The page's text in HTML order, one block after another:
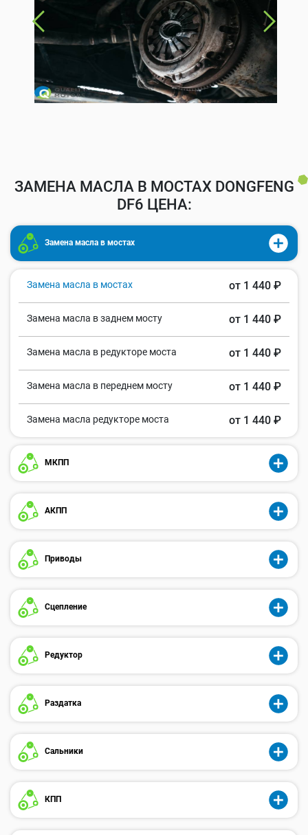
ЗАМЕНА МАСЛА В МОСТАХ DONGFENG
DF6 ЦЕНА:
Замена масла в мостах
Замена масла в мостах от 1 440 ₽
Замена масла в заднем мосту от 1 440 ₽
Замена масла в редукторе моста от 1 440 ₽
Замена масла в переднем мосту от 1 440 ₽
Замена масла редукторе моста от 1 440 ₽
МКПП
АКПП
Приводы
Сцепление
Редуктор
Раздатка
Сальники
КПП